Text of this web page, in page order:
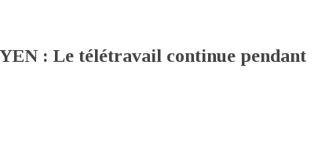
: Le télétravail continue pendant